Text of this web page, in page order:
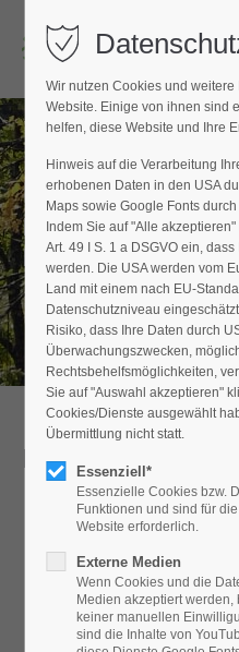
Login
Benutzername (E-
Passwort
Anmelden
Register|Lost your password?
Support
24h/
BAUMPFLEGER
Hier finden Sie
Nähe
Detailansicht
nicht
Bitte ändern Sie die
auch "externe
Wir nutzen Cookies und
Website. Einige von ihnen sind
helfen, diese Website und Ihre
Hinweis auf die Verarbeitung
erhobenen Daten in den USA
Maps sowie Google Fonts
Indem Sie auf "Alle
Art. 49 I S. 1 a DSGVO ein,
werden. Die USA werden vom
Land mit einem nach EU-
Datenschutzniveau
Risiko, dass Ihre Daten durch
Überwachungszwecken,
Rechtsbehelfsmöglichkeiten,
Sie auf "Auswahl akzeptieren"
Cookies/Dienste ausgewählt
Übermittlung nicht statt.
Essenziell*
Essenzielle Cookies bzw.
Funktionen und sind für
Website erforderlich.
Externe Medien
Wenn Cookies und die
Medien akzeptiert
keiner manuellen
sind die Inhalte von